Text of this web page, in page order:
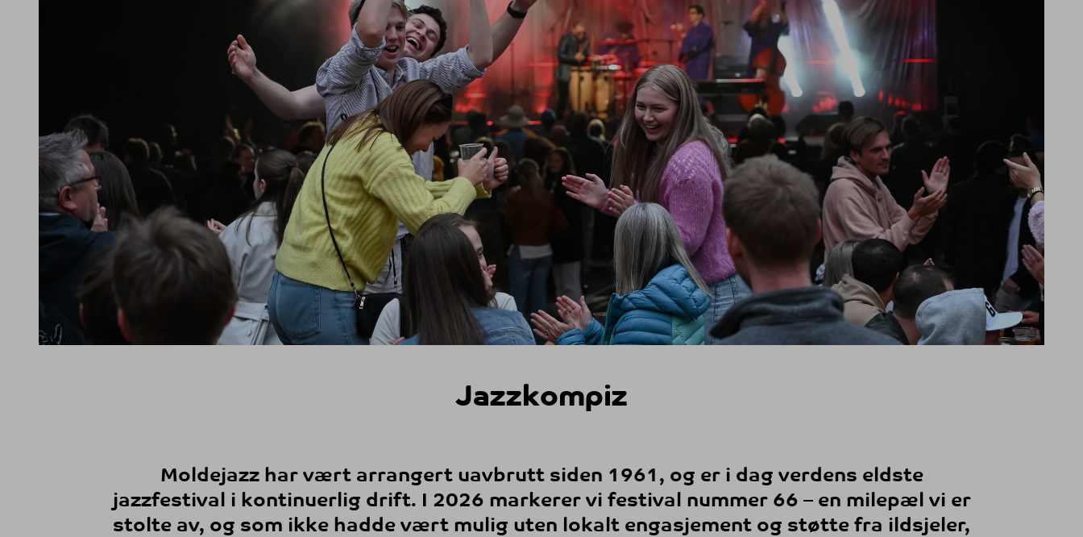
Jazzkompiz
Moldejazz har vært arrangert uavbrutt siden 1961, og er i dag verdens eldste
jazzfestival i kontinuerlig drift. I 2026 markerer vi festival nummer 66 – en milepæl vi er
stolte av, og som ikke hadde vært mulig uten lokalt engasjement og støtte fra ildsjeler,